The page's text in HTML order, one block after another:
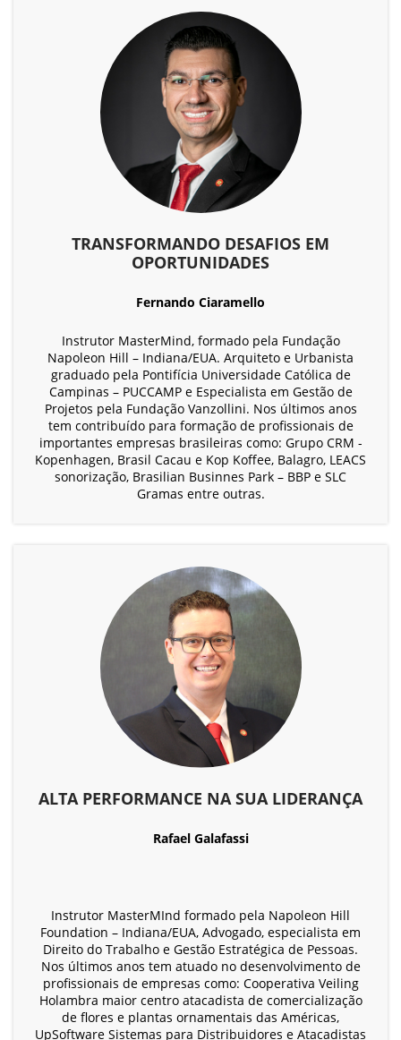
TRANSFORMANDO DESAFIOS EM
OPORTUNIDADES
Fernando Ciaramello
Instrutor MasterMind, formado pela Fundação
Napoleon Hill – Indiana/EUA. Arquiteto e Urbanista
graduado pela Pontifícia Universidade Católica de
Campinas – PUCCAMP e Especialista em Gestão de
Projetos pela Fundação Vanzollini. Nos últimos anos
tem contribuído para formação de profissionais de
importantes empresas brasileiras como: Grupo CRM -
Kopenhagen, Brasil Cacau e Kop Koffee, Balagro, LEACS
sonorização, Brasilian Businnes Park – BBP e SLC
Gramas entre outras.
ALTA PERFORMANCE NA SUA LIDERANÇA
Rafael Galafassi
Instrutor MasterMInd formado pela Napoleon Hill
Foundation – Indiana/EUA, Advogado, especialista em
Direito do Trabalho e Gestão Estratégica de Pessoas.
Nos últimos anos tem atuado no desenvolvimento de
profissionais de empresas como: Cooperativa Veiling
Holambra maior centro atacadista de comercialização
de flores e plantas ornamentais das Américas,
UpSoftware Sistemas para Distribuidores e Atacadistas